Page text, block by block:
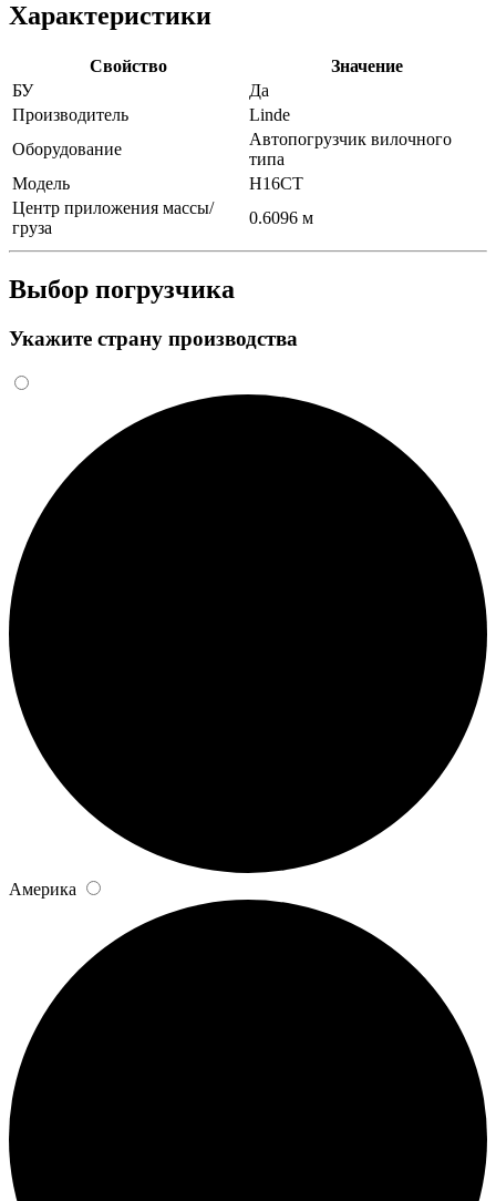
Характеристики
Свойство
Значение
БУ
Да
Производитель
Linde
Оборудование
Автопогрузчик вилочного
типа
Модель
H16CT
Центр приложения массы/
груза
0.6096 м
Выбор погрузчика
Укажите страну производства
Америка